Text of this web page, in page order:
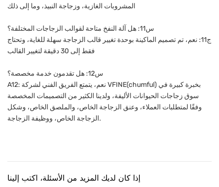
المشروبات الغازية، وزجاجة النبيذ، وما إلى ذلك
س11: هل آلة النفخ متاحة لقوالب الزجاجات المختلفة؟
ج11: نعم، تم تصميم الماكينة بوحدة تغيير قالب الزجاجة سهلة للغاية، وتحتاج
فقط إلى 30 دقيقة لتغيير القالب
س12: هل تقدمون خدمة مخصصة؟
A12: نعم، يتمتع الفريق الفني لشركة VFINE(chumful) بخبرة كبيرة في
سوق زجاجات الحيوانات الأليفة، ولدينا الكثير من التصميمات المخصصة
وفقًا لمتطلبات العملاء، وعنق الزجاجة الخاص، والملصق الخاص، وشكل
الزجاجة الخاص، ووظيفة الزجاجة.
إذا كان لديك المزيد من الأسئلة، اكتب إلينا